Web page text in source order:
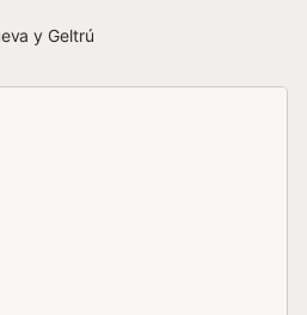
y Geltrú